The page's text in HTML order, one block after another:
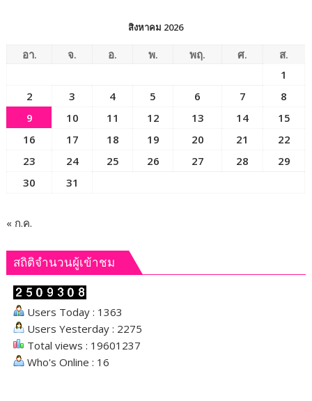
กุศล
สิงหาคม 2026
อา. จ. อ. พ. พฤ. ศ.
ส.
1
2
3 4 5 6 7
8
9
10 11 12 13 14
15
16
17 18 19 20 21
22
23
24 25 26 27 28
29
30
31
« ก.ค.
สถิติจำนวนผู้เข้าชม
Users Today : 1363
Users Yesterday : 2275
Total views : 19601237
Who's Online : 16